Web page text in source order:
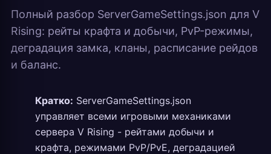
Полный разбор ServerGameSettings.json для V
Rising: рейты крафта и добычи, PvP-режимы,
деградация замка, кланы, расписание рейдов
и баланс.
Кратко: ServerGameSettings.json
управляет всеми игровыми механиками
сервера V Rising - рейтами добычи и
крафта, режимами PvP/PvE, деградацией